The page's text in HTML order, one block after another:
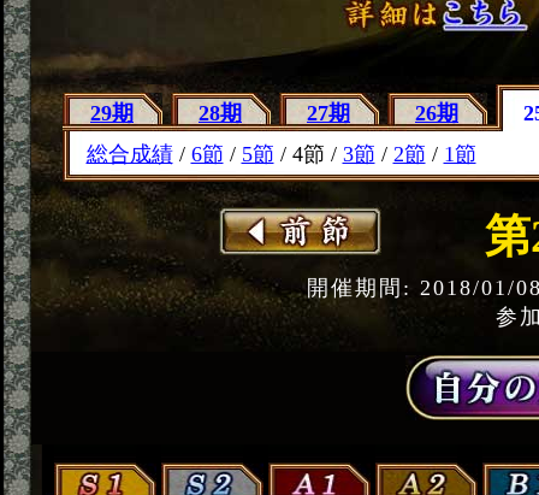
29期 28期 27期 26期
総合成績/ 6節 / 5節 / 4節 / 3節 / 2節 / 1節
第
開催期間: 2018/01/
参